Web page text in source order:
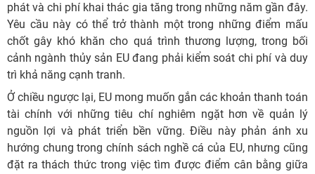
phát và chi phí khai thác gia tăng trong những năm gần đây.
Yêu cầu này có thể trở thành một trong những điểm mấu
chốt gây khó khăn cho quá trình thương lượng, trong bối
cảnh ngành thủy sản EU đang phải kiểm soát chi phí và duy
trì khả năng cạnh tranh.
Ở chiều ngược lại, EU mong muốn gắn các khoản thanh toán
tài chính với những tiêu chí nghiêm ngặt hơn về quản lý
nguồn lợi và phát triển bền vững. Điều này phản ánh xu
hướng chung trong chính sách nghề cá của EU, nhưng cũng
đặt ra thách thức trong việc tìm được điểm cân bằng giữa